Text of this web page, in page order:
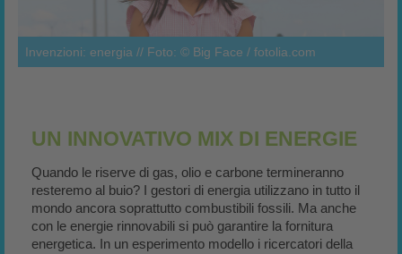
Invenzioni: energia // Foto: © Big Face / fotolia.com
UN INNOVATIVO MIX DI ENERGIE
Quando le riserve di gas, olio e carbone termineranno
resteremo al buio? I gestori di energia utilizzano in tutto il
mondo ancora soprattutto combustibili fossili. Ma anche
con le energie rinnovabili si può garantire la fornitura
energetica. In un esperimento modello i ricercatori della